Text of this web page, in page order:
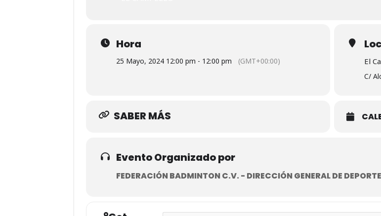
Hora
25 Mayo, 2024 12:00 pm - 12:00 pm (GMT+00:00) El
C/
SABER MÁS
Evento Organizado por
FEDERACIÓN BADMINTON C.V. - DIRECCIÓN GENERAL DE